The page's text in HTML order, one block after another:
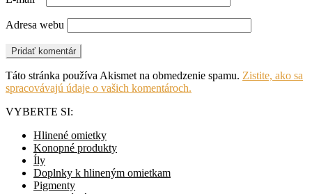
Adresa webu
Táto stránka používa Akismet na obmedzenie spamu. Zistite, ako sa
spracovávajú údaje o vašich komentároch.
VYBERTE SI:
Hlinené omietky
Konopné produkty
Íly
Doplnky k hlineným omietkam
Pigmenty